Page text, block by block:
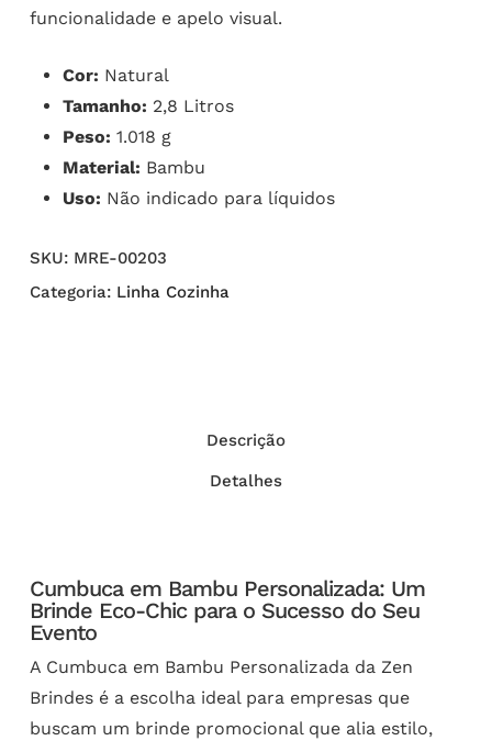
funcionalidade e apelo visual.
Cor: Natural
Tamanho: 2,8 Litros
Peso: 1.018 g
Material: Bambu
Uso: Não indicado para líquidos
SKU: MRE-00203
Categoria: Linha Cozinha
Descrição
Detalhes
Cumbuca em Bambu Personalizada: Um
Brinde Eco-Chic para o Sucesso do Seu
Evento
A Cumbuca em Bambu Personalizada da Zen
Brindes é a escolha ideal para empresas que
buscam um brinde promocional que alia estilo,